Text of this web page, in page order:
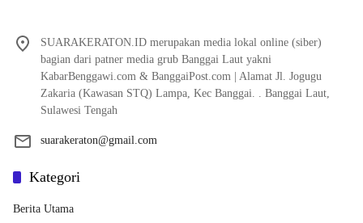
SUARAKERATON.ID merupakan media lokal online (siber)
bagian dari patner media grub Banggai Laut yakni
KabarBenggawi.com & BanggaiPost.com | Alamat Jl. Jogugu
Zakaria (Kawasan STQ) Lampa, Kec Banggai. . Banggai Laut,
Sulawesi Tengah
suarakeraton@gmail.com
Kategori
Berita Utama